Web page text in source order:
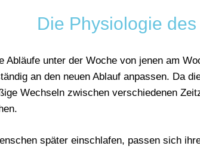
Die Physiologie
Abläufe unter der Woche von jenen am
an den neuen Ablauf anpassen. Da
Wechseln zwischen verschiedenen
später einschlafen, passen sich